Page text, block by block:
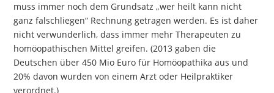
muss immer noch dem Grundsatz „wer heilt kann nicht
ganz falschliegen“ Rechnung getragen werden. Es ist daher
nicht verwunderlich, dass immer mehr Therapeuten zu
homöopathischen Mittel greifen. (2013 gaben die
Deutschen über 450 Mio Euro für Homöopathika aus und
20% davon wurden von einem Arzt oder Heilpraktiker
verordnet.)